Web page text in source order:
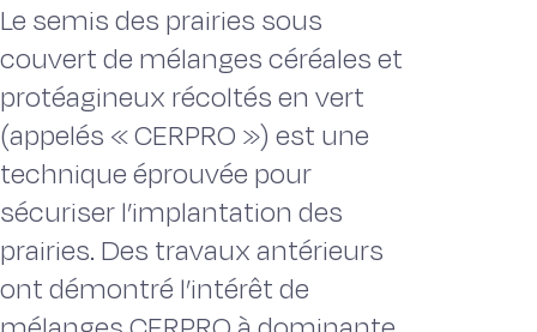
Le semis des prairies sous
couvert de mélanges céréales et
protéagineux récoltés en vert
(appelés « CERPRO ») est une
technique éprouvée pour
sécuriser l’implantation des
prairies. Des travaux antérieurs
ont démontré l’intérêt de